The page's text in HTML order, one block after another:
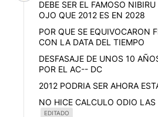
DEBE SER EL FAMOSO
OJO QUE 2012 ES EN 2028
POR QUE SE EQUIVOCARON
CON LA DATA DEL TIEMPO
DESFASAJE DE UNOS 10
POR EL AC-- DC
2012 PODRIA SER AHORA
NO HICE CALCULO ODIO LAS
EDITADO